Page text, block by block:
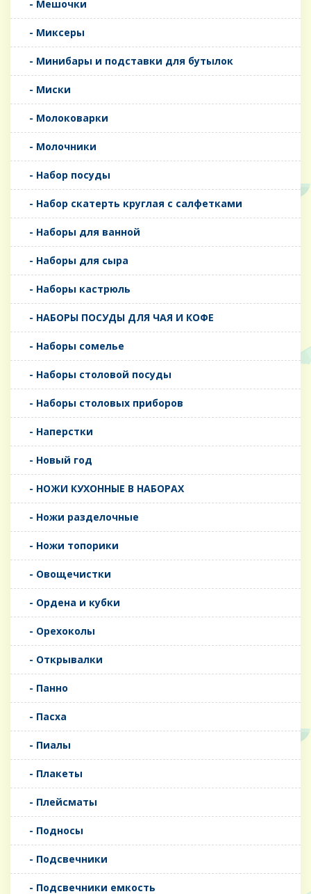
- Мешочки
- Миксеры
- Минибары и подставки для бутылок
- Миски
- Молоковарки
- Молочники
- Набор посуды
- Набор скатерть круглая с салфетками
- Наборы для ванной
- Наборы для сыра
- Наборы кастрюль
- НАБОРЫ ПОСУДЫ ДЛЯ ЧАЯ И КОФЕ
- Наборы сомелье
- Наборы столовой посуды
- Наборы столовых приборов
- Наперстки
- Новый год
- НОЖИ КУХОННЫЕ В НАБОРАХ
- Ножи разделочные
- Ножи топорики
- Овощечистки
- Ордена и кубки
- Орехоколы
- Открывалки
- Панно
- Пасха
- Пиалы
- Плакеты
- Плейсматы
- Подносы
- Подсвечники
- Подсвечники емкость